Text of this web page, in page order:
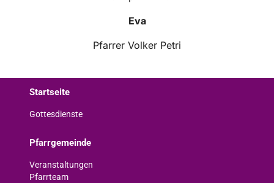
Eva
Pfarrer Volker Petri
Startseite
Gottesdienste
Pfarrgemeinde
Veranstaltungen
Pfarrteam